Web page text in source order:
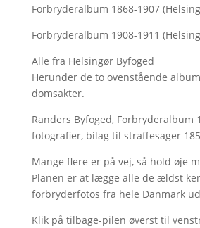
Forbryderalbum 1868-1907
Forbryderalbum 1908-1911
Alle fra Helsingør Byfoged
Herunder de to ovenstående
domsakter.
Randers Byfoged, Forbryderalbum
fotografier, bilag til straffesager
Mange flere er på vej, så hold øje
Planen er at lægge alle de ældst
forbryderfotos fra hele Danmark
Klik på tilbage-pilen øverst til